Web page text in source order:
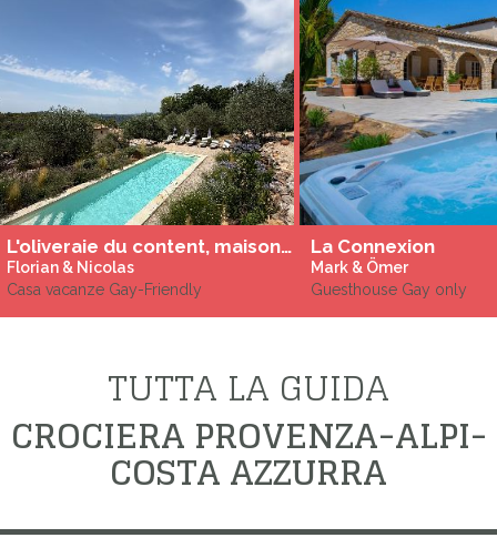
L'oliveraie du content, maison à louer à Saint-Cezaire
Florian & Nicolas
Casa vacanze Gay-Friendly
La Connexion
Mark & Ömer
Guesthouse Gay only
TUTTA LA GUIDA
CROCIERA PROVENZA-ALPI-
COSTA AZZURRA